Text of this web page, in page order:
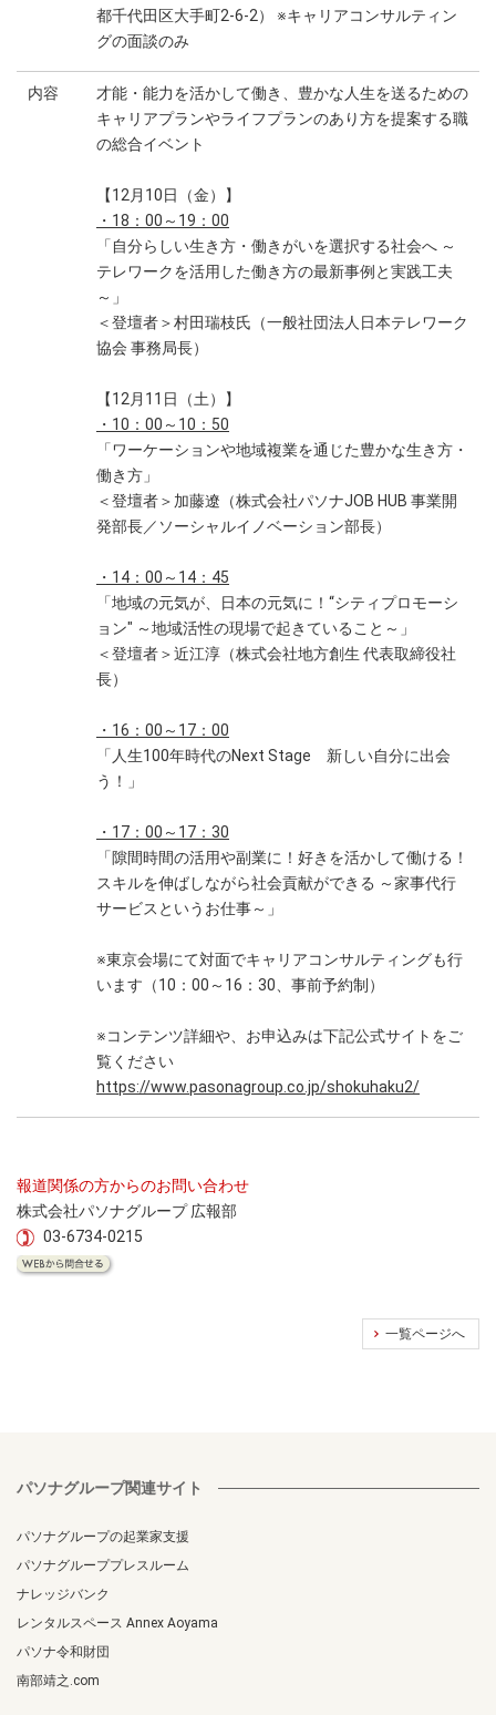
都千代田区大手町2-6-2） ※キャリアコンサルティン
グの面談のみ
内容
才能・能力を活かして働き、豊かな人生を送るための
キャリアプランやライフプランのあり方を提案する職
の総合イベント
【12月10日（金）】
・18：00～19：00
「自分らしい生き方・働きがいを選択する社会へ ～
テレワークを活用した働き方の最新事例と実践工夫
～」
＜登壇者＞村田瑞枝氏（一般社団法人日本テレワーク
協会 事務局長）
【12月11日（土）】
・10：00～10：50
「ワーケーションや地域複業を通じた豊かな生き方・
働き方」
＜登壇者＞加藤遼（株式会社パソナJOB HUB 事業開
発部長／ソーシャルイノベーション部長）
・14：00～14：45
「地域の元気が、日本の元気に！“シティプロモーシ
ョン" ～地域活性の現場で起きていること～」
＜登壇者＞近江淳（株式会社地方創生 代表取締役社
長）
・16：00～17：00
「人生100年時代のNext Stage 新しい自分に出会
う！」
・17：00～17：30
「隙間時間の活用や副業に！好きを活かして働ける！
スキルを伸ばしながら社会貢献ができる ～家事代行
サービスというお仕事～」
※東京会場にて対面でキャリアコンサルティングも行
います（10：00～16：30、事前予約制）
※コンテンツ詳細や、お申込みは下記公式サイトをご
覧ください
https://www.pasonagroup.co.jp/shokuhaku2/
報道関係の方からのお問い合わせ
株式会社パソナグループ 広報部
03-6734-0215
一覧ページへ
パソナグループ関連サイト
パソナグループの起業家支援
パソナグループプレスルーム
ナレッジバンク
レンタルスペース Annex Aoyama
パソナ令和財団
南部靖之.com